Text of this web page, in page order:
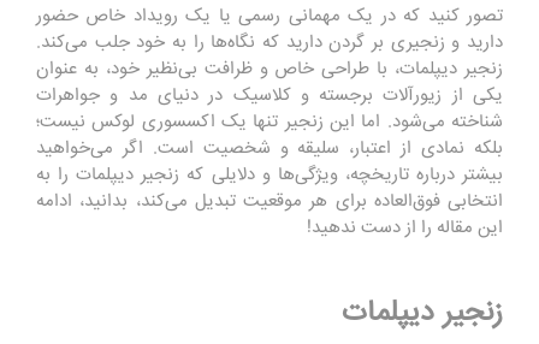
تصور کنید که در یک مهمانی رسمی یا یک رویداد خاص حضور
دارید و زنجیری بر گردن دارید که نگاه‌ها را به خود جلب می‌کند.
زنجیر دیپلمات، با طراحی خاص و ظرافت بی‌نظیر خود، به عنوان
یکی از زیورآلات برجسته و کلاسیک در دنیای مد و جواهرات
شناخته می‌شود. اما این زنجیر تنها یک اکسسوری لوکس نیست؛
بلکه نمادی از اعتبار، سلیقه و شخصیت است. اگر می‌خواهید
بیشتر درباره تاریخچه، ویژگی‌ها و دلایلی که زنجیر دیپلمات را به
انتخابی فوق‌العاده برای هر موقعیت تبدیل می‌کند، بدانید، ادامه
این مقاله را از دست ندهید!
زنجیر دیپلمات